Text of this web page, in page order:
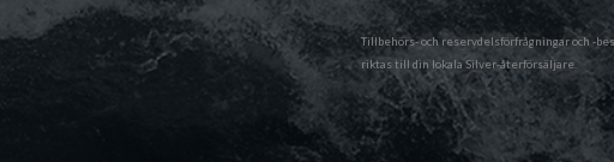
Tillbehörs- och reservdelsförfrågningar och -
riktas till din lokalaSilver-återförsäljare.